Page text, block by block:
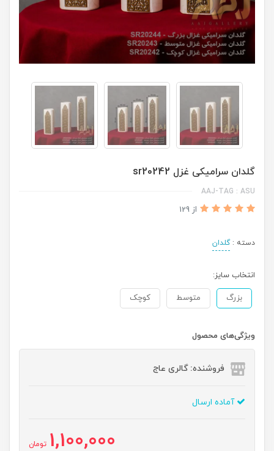
گلدان سرامیکی غزل sr20242
AAJ-TAG : ASU
از 129
دسته :گلدان
انتخاب سایز:
بزرگ متوسط کوچک
ویژگی‌های محصول
فروشنده: گالری عاج
آماده ارسال
1,100,000 تومان